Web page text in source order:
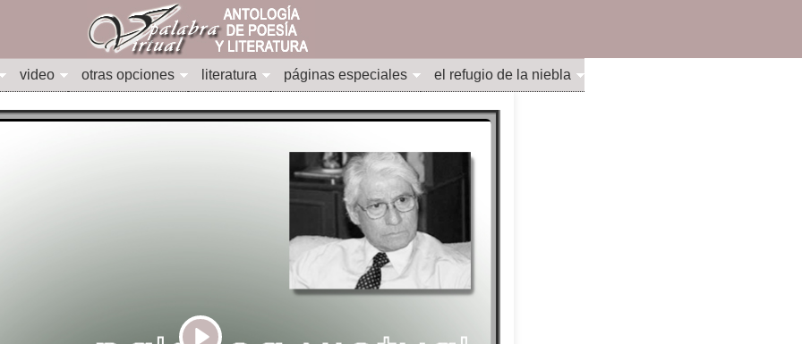
video otras opciones literatura páginas especiales el refugio de la niebla